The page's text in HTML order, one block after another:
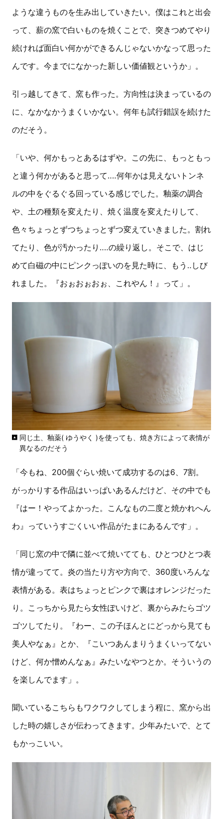
ような違うものを生み出していきたい。僕はこれと出会
って、薪の窯で白いものを焼くことで、突きつめてやり
続ければ面白い何かができるんじゃないかなって思った
んです。今までになかった新しい価値観というか」。
引っ越してきて、窯も作った。方向性は決まっているの
に、なかなかうまくいかない。何年も試行錯誤を続けた
のだそう。
「いや、何かもっとあるはずや。この先に、もっともっ
と違う何かがあると思って‥‥何年かは見えないトンネ
ルの中をぐるぐる回っている感じでした。釉薬の調合
や、土の種類を変えたり、焼く温度を変えたりして、
色々ちょっとずつちょっとずつ変えていきました。割れ
てたり、色が汚かったり‥‥の繰り返し。そこで、はじ
めて白磁の中にピンクっぽいのを見た時に、もう‥しび
れました。『おぉおぉおぉ、これやん！』って」。
同じ土、釉薬( ゆうやく )を使っても、焼き方によって表情が
異なるのだそう
「今もね、200個ぐらい焼いて成功するのは6、7割。
がっかりする作品はいっぱいあるんだけど、その中でも
『はー！やってよかった。こんなもの二度と焼かれへん
わ』っていうすごくいい作品がたまにあるんです」。
「同じ窯の中で隣に並べて焼いてても、ひとつひとつ表
情が違ってて。炎の当たり方や方向で、360度いろんな
表情がある。表はちょっとピンクで裏はオレンジだった
り。こっちから見たら女性ぽいけど、裏からみたらゴツ
ゴツしてたり。『わー、この子ほんとにどっから見ても
美人やなぁ』とか、『こいつあんまりうまくいってない
けど、何か憎めんなぁ』みたいなやつとか。そういうの
を楽しんでます」。
聞いているこちらもワクワクしてしまう程に、窯から出
した時の嬉しさが伝わってきます。少年みたいで、とて
もかっこいい。